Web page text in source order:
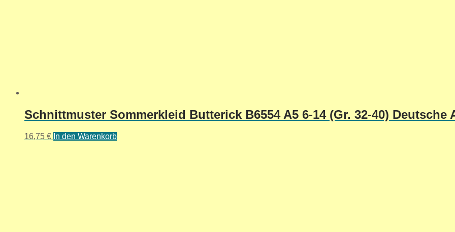
Schnittmuster Sommerkleid Butterick B6554 A5 6-14 (Gr. 32-40) Deutsche
16,75 € In den Warenkorb